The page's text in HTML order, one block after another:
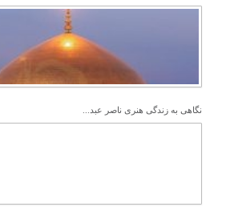
نگاهی به زندگی هنری ناصر عبد...